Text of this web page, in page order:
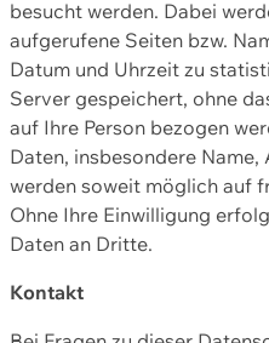
besucht werden. Dabei
aufgerufene Seiten bzw.
Datum und Uhrzeit zu
Server gespeichert, ohne
auf Ihre Person bezogen
Daten, insbesondere
werden soweit möglich auf
Ohne Ihre Einwilligung
Daten an Dritte.
Kontakt